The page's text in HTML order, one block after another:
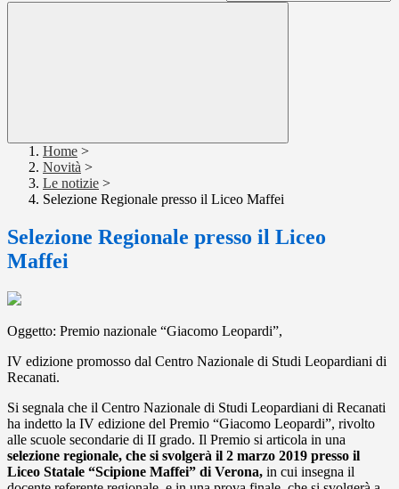
Home >
Novità >
Le notizie >
Selezione Regionale presso il Liceo Maffei
Selezione Regionale presso il Liceo
Maffei
Oggetto: Premio nazionale “Giacomo Leopardi”,
IV edizione promosso dal Centro Nazionale di Studi Leopardiani di
Recanati.
Si segnala che il Centro Nazionale di Studi Leopardiani di Recanati
ha indetto la IV edizione del Premio “Giacomo Leopardi”, rivolto
alle scuole secondarie di II grado. Il Premio si articola in una
selezione regionale, che si svolgerà il 2 marzo 2019 presso il
Liceo Statale “Scipione Maffei” di Verona, in cui insegna il